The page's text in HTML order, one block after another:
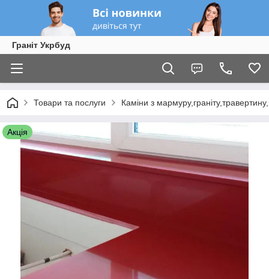
Граніт Укрбуд
Товари та послуги Каміни з
Акція